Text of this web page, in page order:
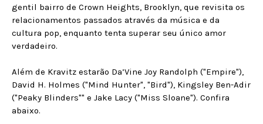
gentil bairro de Crown Heights, Brooklyn, que revisita os
relacionamentos passados através da música e da
cultura pop, enquanto tenta superar seu único amor
verdadeiro.
Além de Kravitz estarão Da’Vine Joy Randolph ("Empire"),
David H. Holmes ("Mind Hunter", "Bird"), Kingsley Ben-Adir
("Peaky Blinders"" e Jake Lacy ("Miss Sloane"). Confira
abaixo.